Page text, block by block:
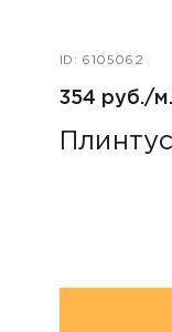
ID: 6105062
354 руб./